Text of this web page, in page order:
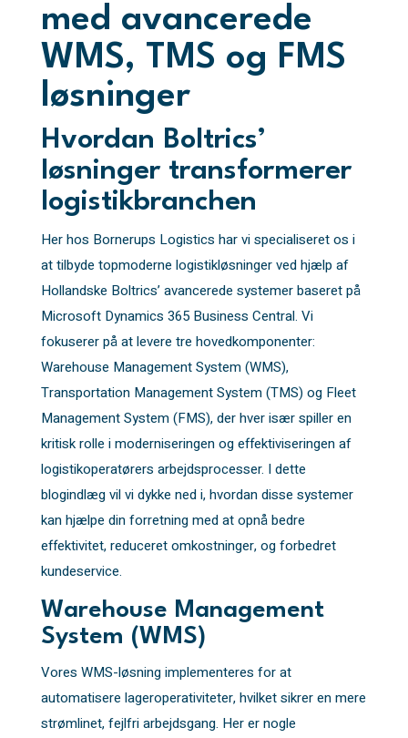
med avancerede
WMS, TMS og FMS
løsninger
Hvordan Boltrics’
løsninger transformerer
logistikbranchen
Her hos Bornerups Logistics har vi specialiseret os i
at tilbyde topmoderne logistikløsninger ved hjælp af
Hollandske Boltrics’ avancerede systemer baseret på
Microsoft Dynamics 365 Business Central. Vi
fokuserer på at levere tre hovedkomponenter:
Warehouse Management System (WMS),
Transportation Management System (TMS) og Fleet
Management System (FMS), der hver især spiller en
kritisk rolle i moderniseringen og effektiviseringen af
logistikoperatørers arbejdsprocesser. I dette
blogindlæg vil vi dykke ned i, hvordan disse systemer
kan hjælpe din forretning med at opnå bedre
effektivitet, reduceret omkostninger, og forbedret
kundeservice.
Warehouse Management
System (WMS)
Vores WMS-løsning implementeres for at
automatisere lageroperativiteter, hvilket sikrer en mere
strømlinet, fejlfri arbejdsgang. Her er nogle